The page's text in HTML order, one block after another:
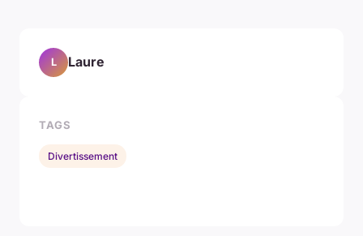
L Laure
TAGS
Divertissement